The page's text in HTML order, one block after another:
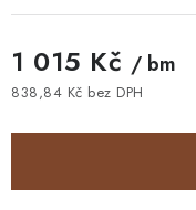
1 015 Kč / bm
838,84 Kč bez DPH